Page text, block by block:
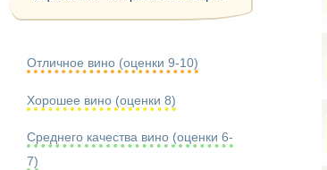
Отличное вино (оценки 9-10)
Хорошее вино (оценки 8)
Среднего качества вино (оценки 6-
7)